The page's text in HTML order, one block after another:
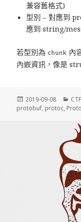
兼容舊格式)
型別 – 對應到
應到 string/
若型別為 chunk 內
內嵌資訊，像是
發
佈
2019-09-08
分
類
CTF
protobuf, protoc,